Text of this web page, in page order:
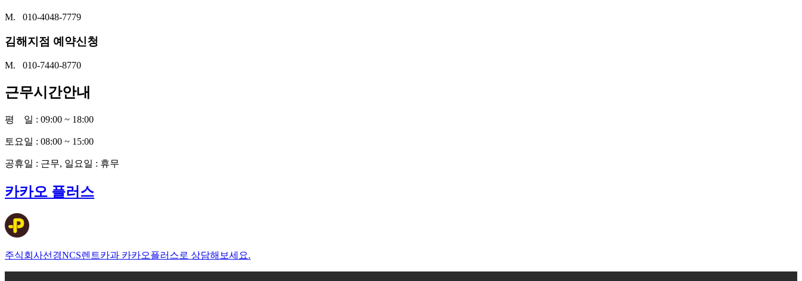
M. 010-4048-7779
김해지점 예약신청
M. 010-7440-8770
근무시간안내
평 일 : 09:00 ~ 18:00
토요일 : 08:00 ~ 15:00
공휴일 : 근무, 일요일 : 휴무
카카오 플러스
주식회사선경NCS렌트카과 카카오플러스로 상담해보세요.